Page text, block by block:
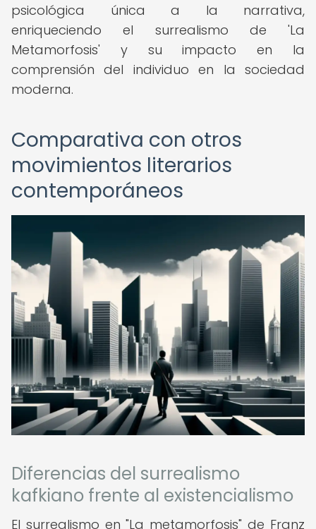
psicológica única a la narrativa,
enriqueciendo el surrealismo de 'La
Metamorfosis' y su impacto en la
comprensión del individuo en la sociedad
moderna.
Comparativa con otros
movimientos literarios
contemporáneos
Diferencias del surrealismo
kafkiano frente al existencialismo
El surrealismo en "La metamorfosis" de Franz